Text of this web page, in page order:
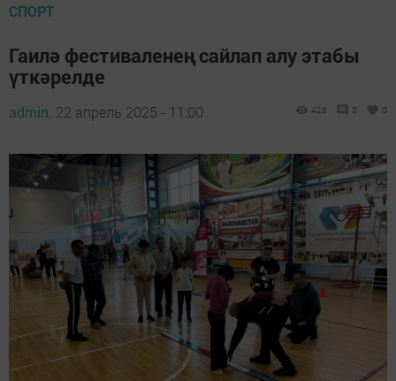
СПОРТ
Гаилә фестиваленең сайлап алу этабы
үткәрелде
admin, 22 апрель 2025 - 11:00 428 0 0